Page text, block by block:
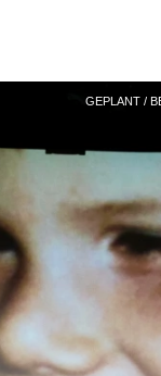
GEPLANT /